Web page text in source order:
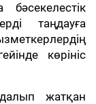
таңдауға
көрініс
жатқан